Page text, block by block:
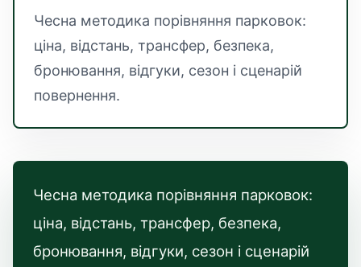
Чесна методика порівняння парковок:
ціна, відстань, трансфер, безпека,
бронювання, відгуки, сезон і сценарій
повернення.
Чесна методика порівняння парковок:
ціна, відстань, трансфер, безпека,
бронювання, відгуки, сезон і сценарій